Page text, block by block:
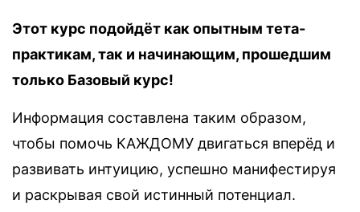
Этот курс подойдёт как опытным тета-
практикам, так и начинающим, прошедшим
только Базовый курс!
Информация составлена таким образом,
чтобы помочь КАЖДОМУ двигаться вперёд и
развивать интуицию, успешно манифестируя
и раскрывая свой истинный потенциал.